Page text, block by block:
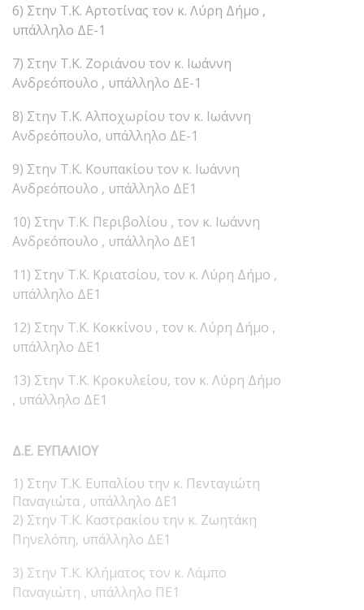
6) Στην Τ.Κ. Αρτοτίνας τον κ. Λύρη Δήμο ,
υπάλληλο ΔΕ-1
7) Στην Τ.Κ. Ζοριάνου τον κ. Ιωάννη
Ανδρεόπουλο , υπάλληλο ΔΕ-1
8) Στην Τ.Κ. Αλποχωρίου τον κ. Ιωάννη
Ανδρεόπουλο, υπάλληλο ΔΕ-1
9) Στην Τ.Κ. Κουπακίου τον κ. Ιωάννη
Ανδρεόπουλο , υπάλληλο ΔΕ1
10) Στην Τ.Κ. Περιβολίου , τον κ. Ιωάννη
Ανδρεόπουλο , υπάλληλο ΔΕ1
11) Στην Τ.Κ. Κριατσίου, τον κ. Λύρη Δήμο ,
υπάλληλο ΔΕ1
12) Στην Τ.Κ. Κοκκίνου , τον κ. Λύρη Δήμο ,
υπάλληλο ΔΕ1
13) Στην Τ.Κ. Κροκυλείου, τον κ. Λύρη Δήμο
, υπάλληλο ΔΕ1
Δ.Ε. ΕΥΠΑΛΙΟΥ
1) Στην Τ.Κ. Ευπαλίου την κ. Πενταγιώτη
Παναγιώτα , υπάλληλο ΔΕ1
2) Στην Τ.Κ. Καστρακίου την κ. Ζωητάκη
Πηνελόπη, υπάλληλο ΔΕ1
3) Στην Τ.Κ. Κλήματος τον κ. Λάμπο
Παναγιώτη , υπάλληλο ΠΕ1